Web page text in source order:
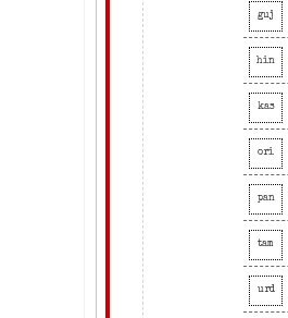
guj
hin
kas
ori
pan
tam
urd